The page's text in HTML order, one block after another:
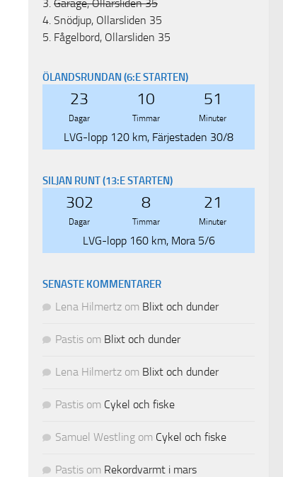
3. Garage, Ollarsliden 35
4. Snödjup, Ollarsliden 35
5. Fågelbord, Ollarsliden 35
ÖLANDSRUNDAN (6:E STARTEN)
23
Dagar
10
Timmar
51
Minuter
LVG-lopp 120 km, Färjestaden 30/8
SILJAN RUNT (13:E STARTEN)
302
Dagar
8
Timmar
21
Minuter
LVG-lopp 160 km, Mora 5/6
SENASTE KOMMENTARER
Lena Hilmertz om Blixt och dunder
Pastis om Blixt och dunder
Lena Hilmertz om Blixt och dunder
Pastis om Cykel och fiske
Samuel Westling om Cykel och fiske
Pastis om Rekordvarmt i mars